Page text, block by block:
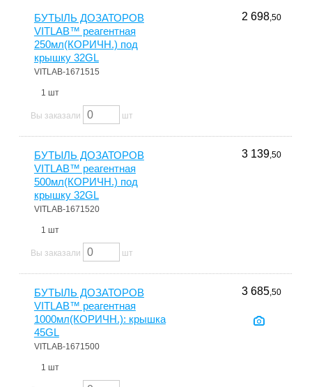
БУТЫЛЬ ДОЗАТОРОВ
VITLAB™ реагентная
250мл(КОРИЧН.) под
крышку 32GL
VITLAB-1671515
1 шт
2 698,50
Вы заказали шт
БУТЫЛЬ ДОЗАТОРОВ
VITLAB™ реагентная
500мл(КОРИЧН.) под
крышку 32GL
VITLAB-1671520
1 шт
3 139,50
Вы заказали шт
БУТЫЛЬ ДОЗАТОРОВ
VITLAB™ реагентная
1000мл(КОРИЧН.): крышка
45GL
VITLAB-1671500
1 шт
3 685,50